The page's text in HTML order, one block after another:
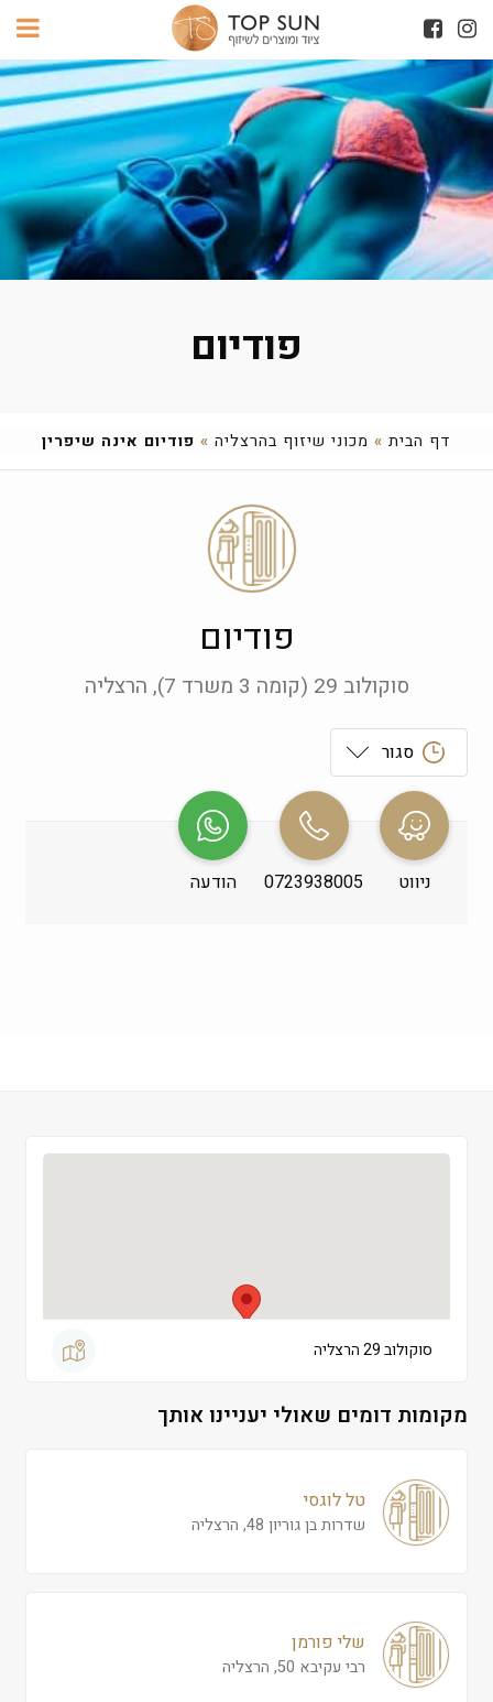
פודיום
דף הבית » מכוני שיזוף בהרצליה » פודיום אינה שיפרין
פודיום
סוקולוב 29 (קומה 3 משרד 7), הרצליה
סגור
ראשון
שני
09:00-21:00
שלישי
ניווט 0723938005 הודעה
סוקולוב 29 הרצליה
מקומות דומים שאולי יעניינו אותך
טל לוגסי
שדרות בן גוריון 48, הרצליה
שלי פורמן
רבי עקיבא 50, הרצליה